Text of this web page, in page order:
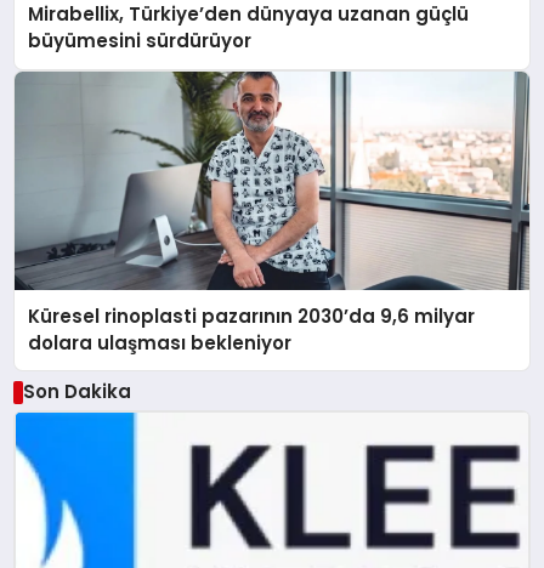
Mirabellix, Türkiye’den dünyaya uzanan güçlü
büyümesini sürdürüyor
Küresel rinoplasti pazarının 2030’da 9,6 milyar
dolara ulaşması bekleniyor
Son Dakika